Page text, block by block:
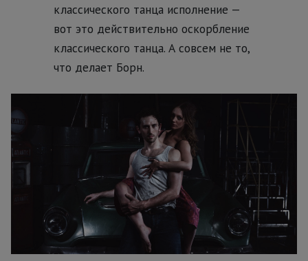
классического танца исполнение —
вот это действительно оскорбление
классического танца. А совсем не то,
что делает Борн.